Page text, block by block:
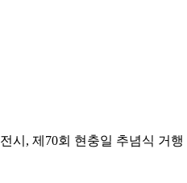
시, 제70회 현충일 추념식 거행